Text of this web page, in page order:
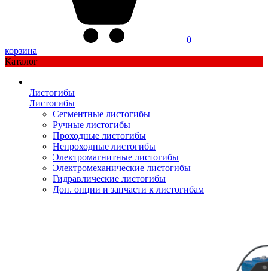
0
корзина
Каталог
Листогибы
Листогибы
Сегментные листогибы
Ручные листогибы
Проходные листогибы
Непроходные листогибы
Электромагнитные листогибы
Электромеханические листогибы
Гидравлические листогибы
Доп. опции и запчасти к листогибам